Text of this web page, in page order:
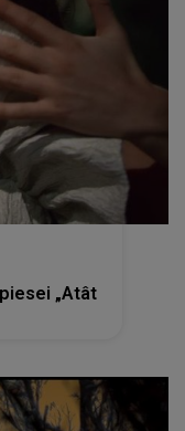
„Atât